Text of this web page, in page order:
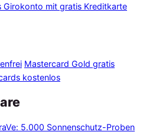
Girokonto mit gratis Kreditkarte
Mastercard Gold gratis
kostenlos
5.000 Sonnenschutz-Proben